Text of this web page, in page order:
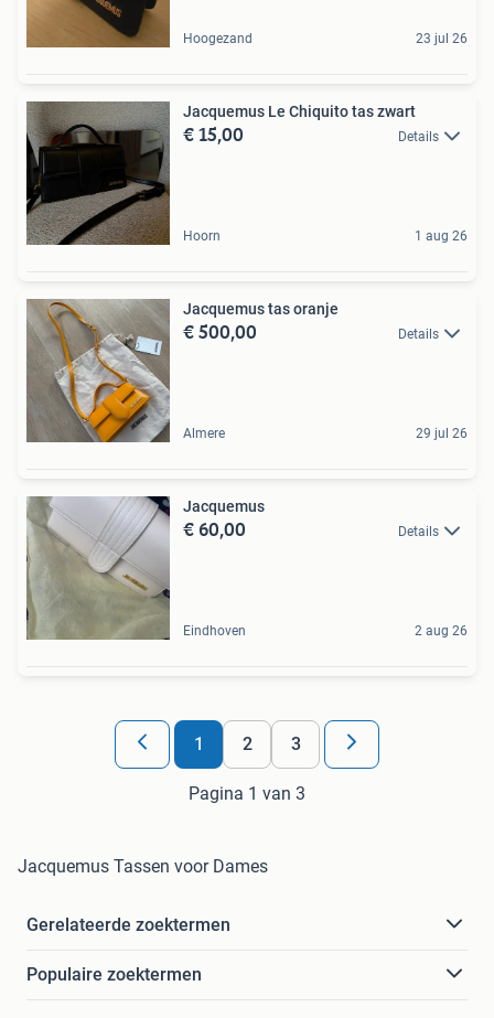
Hoogezand 23 jul 26
Jacquemus Le Chiquito tas zwart
€ 15,00 Details
Hoorn 1 aug 26
Jacquemus tas oranje
€ 500,00 Details
Almere 29 jul 26
Jacquemus
€ 60,00 Details
Eindhoven 2 aug 26
1 2 3
Pagina 1 van 3
Jacquemus Tassen voor Dames
Gerelateerde zoektermen
Populaire zoektermen